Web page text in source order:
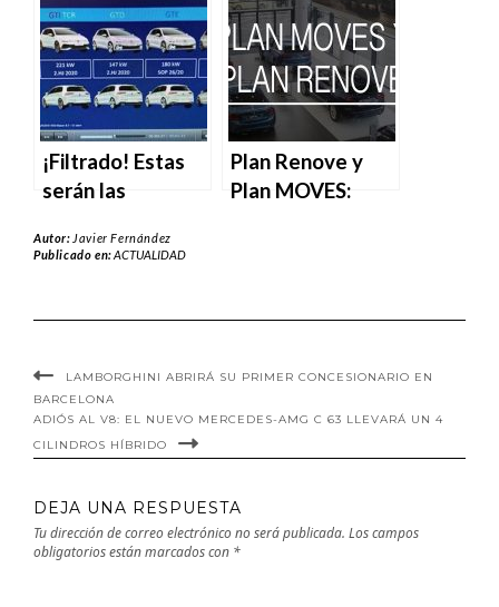
hagan cursos de
conducción
segura
Fernando Alonso
en el Dakar
¡Filtrado! Estas
serán las
variantes
Plan Renove y
Plan MOVES:
Autor: Javier Fernández
Publicado en:ACTUALIDAD
LAMBORGHINI ABRIRÁ SU PRIMER CONCESIONARIO EN
BARCELONA
ADIÓS AL V8: EL NUEVO MERCEDES-AMG C 63 LLEVARÁ UN 4
CILINDROS HÍBRIDO
DEJA UNA RESPUESTA
Tu dirección de correo electrónico no será publicada. Los campos
obligatorios están marcados con *